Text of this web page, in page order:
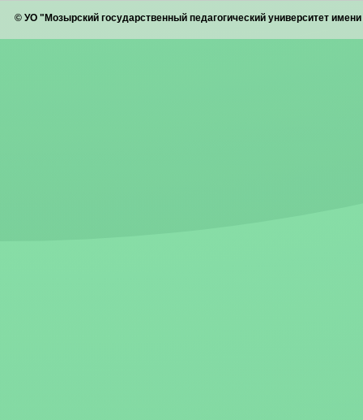
© УО "Мозырский государственный педагогический университет